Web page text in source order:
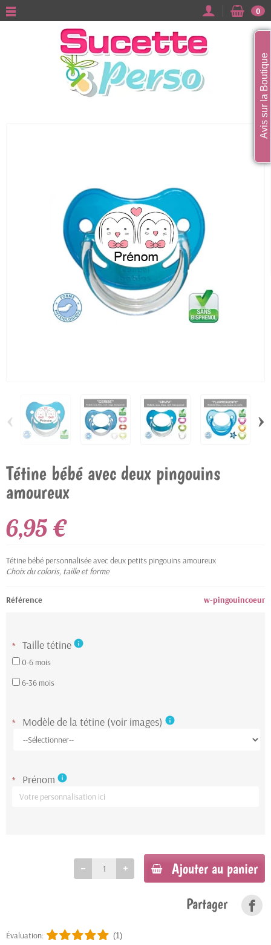
0
‹ ›
Tétine bébé avec deux pingouins
amoureux
6,95 €
Tétine bébé personnalisée avec deux petits pingouins amoureux
Choix du coloris, taille et forme
Référence w-pingouincoeur
* Taille tétine info
0-6 mois
6-36 mois
* Modèle de la tétine (voir images) info
* Prénom info
Ajouter au panier
Partager
Évaluation: (1)
Avis sur la Boutique